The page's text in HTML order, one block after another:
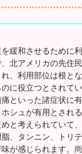
緩和させるために
北アメリカの先住
、利用部位は根と
に役立つとされて
といった諸症状に
シュが有用とされ
と考えられていて
、タンニン、トリ
が感じられます。